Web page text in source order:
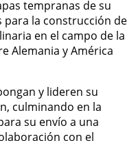
tempranas de su
la construcción de
en el campo de la
Alemania y América
y lideren su
culminando en la
su envío a una
con el